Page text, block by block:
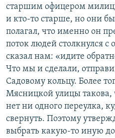
старшим офицером
и кто-то старше, но они
полагал, что именно он
поток людей столкнулся
сказал нам: «идите
Что мы и сделали,
Садовому кольцу. Более
Мясницкой улицы такова,
нет ни одного переулка,
свернуть. Поэтому
выбрать какую-то иную